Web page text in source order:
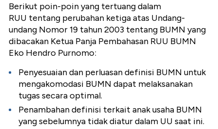
Berikut poin-poin yang tertuang dalam
RUU tentang perubahan ketiga atas Undang-
undang Nomor 19 tahun 2003 tentang BUMN yang
dibacakan Ketua Panja Pembahasan RUU BUMN
Eko Hendro Purnomo:
Penyesuaian dan perluasan definisi BUMN untuk
mengakomodasi BUMN dapat melaksanakan
tugas secara optimal.
Penambahan definisi terkait anak usaha BUMN
yang sebelumnya tidak diatur dalam UU saat ini.